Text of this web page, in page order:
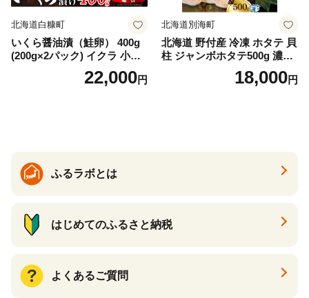
北海道白糠町
いくら醤油漬（鮭卵） 400g
(200g×2パック) イクラ 小分
け いくら醤油漬 鮭いくら い
くら醤油漬け 鮭 鮭卵 ikura
22,000円
北海道別海町
北海道 野付産 冷凍 ホタテ 貝
柱 ジャンボホタテ500g 濃厚
な旨味と甘み （ほたて ホタ
テ 帆立 貝柱 ホタテ貝柱 大玉
18,000円
ふるラボとは
はじめてのふるさと納税
よくあるご質問